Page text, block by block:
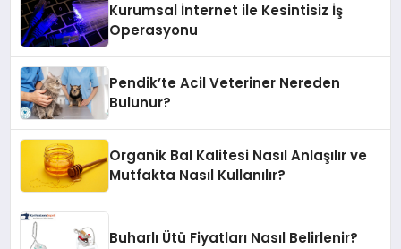
Kurumsal İnternet ile Kesintisiz İş
Operasyonu
Pendik’te Acil Veteriner Nereden
Bulunur?
Organik Bal Kalitesi Nasıl Anlaşılır ve
Mutfakta Nasıl Kullanılır?
Buharlı Ütü Fiyatları Nasıl Belirlenir?